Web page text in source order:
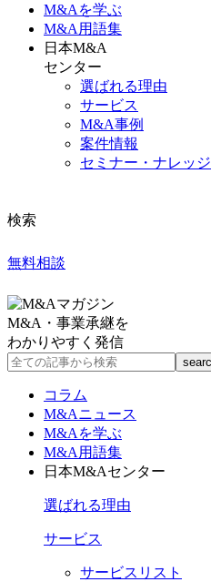
M&Aを学ぶ
M&A 用語集
日本M&A
センター
選ばれる理由
サービス
M&A事例
案件情報
セミナー・ナレッジ
検索
無料相談
M&A・事業承継を
わかりやすく発信
コラム
M&Aニュース
M&Aを学ぶ
M&A用語集
日本M&Aセンター
選ばれる理由
サービス
サービスリスト